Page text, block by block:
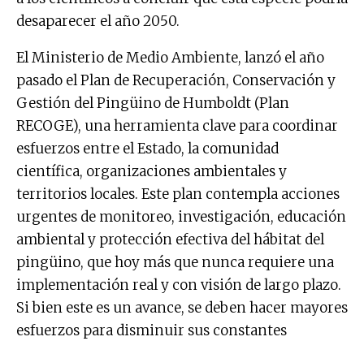
desaparecer el año 2050.
El Ministerio de Medio Ambiente, lanzó el año
pasado el Plan de Recuperación, Conservación y
Gestión del Pingüino de Humboldt (Plan
RECOGE), una herramienta clave para coordinar
esfuerzos entre el Estado, la comunidad
científica, organizaciones ambientales y
territorios locales. Este plan contempla acciones
urgentes de monitoreo, investigación, educación
ambiental y protección efectiva del hábitat del
pingüino, que hoy más que nunca requiere una
implementación real y con visión de largo plazo.
Si bien este es un avance, se deben hacer mayores
esfuerzos para disminuir sus constantes